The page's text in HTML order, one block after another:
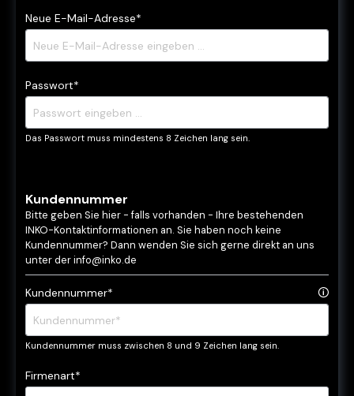
Neue E-Mail-Adresse*
Passwort*
Das Passwort muss mindestens 8 Zeichen lang sein.
Kundennummer
Bitte geben Sie hier - falls vorhanden - Ihre bestehenden
INKO-Kontaktinformationen an. Sie haben noch keine
Kundennummer? Dann wenden Sie sich gerne direkt an uns
unter der info@inko.de
Kundennummer* 🛈
Kundennummer muss zwischen 8 und 9 Zeichen lang sein.
Firmenart*